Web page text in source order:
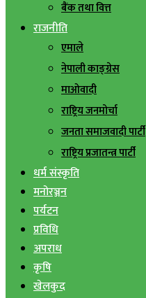
बैंक तथा वित्त
राजनीति
एमाले
नेपाली काङ्ग्रेस
माओवादी
राष्ट्रिय जनमोर्चा
जनता समाजवादी पार्टी
राष्ट्रिय प्रजातन्त्र पार्टी
धर्म संस्कृति
मनोरञ्जन
पर्यटन
प्रविधि
अपराध
कृषि
खेलकुद